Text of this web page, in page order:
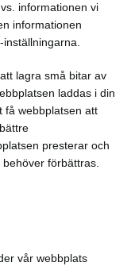
informationen vi
informationen
lagra små bitar av
laddas i din
få webbplatsen att
presterar och
förbättras.
vår webbplats